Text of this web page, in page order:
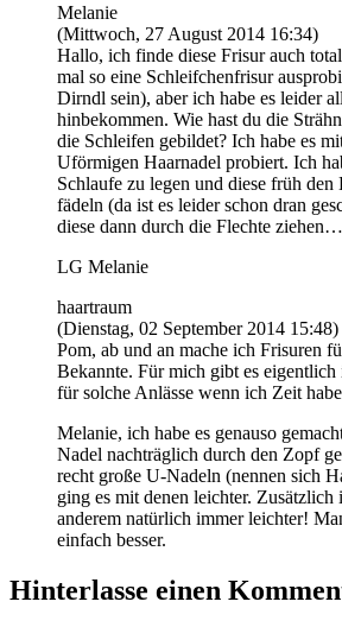
Melanie
(Mittwoch, 27 August 2014 16:34)
Hallo, ich finde diese Frisur auch
mal so eine Schleifchenfrisur
Dirndl sein), aber ich habe es leider
hinbekommen. Wie hast du die
die Schleifen gebildet? Ich habe es
Uförmigen Haarnadel probiert. Ich
Schlaufe zu legen und diese früh
fädeln (da ist es leider schon dran
diese dann durch die Flechte ziehen…
LG Melanie
haartraum
(Dienstag, 02 September 2014 15:48)
Pom, ab und an mache ich Frisuren
Bekannte. Für mich gibt es eigentlich
für solche Anlässe wenn ich Zeit
Melanie, ich habe es genauso
Nadel nachträglich durch den Zopf
recht große U-Nadeln (nennen sich
ging es mit denen leichter. Zusätzlich
anderem natürlich immer leichter!
einfach besser.
Hinterlasse einen